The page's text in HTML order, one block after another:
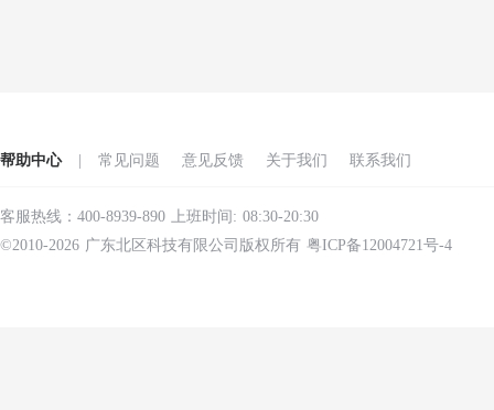
帮助中心 常见问题 意见反馈 关于我们 联系我们
客服热线：400-8939-890 上班时间: 08:30-20:30
©2010-2026 广东北区科技有限公司版权所有 粤ICP备12004721号-4